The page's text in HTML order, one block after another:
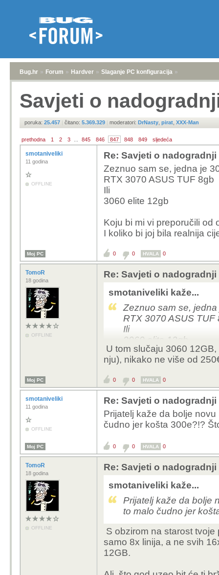
Bug.hr » Forum » Hardver » Slaganje PC konfiguracija »
Savjeti o
poruka: 25.457 | čitano: 5.369.329 | moderatori: DrNasty pirat XXX-Man
prethodna 1 2 3 845 846 847 848 849 sljedeća
smotaniveliki
11 godina
OFFLINE
Re: Savjeti o
Zeznuo sam se, jedna je
RTX 3070 ASUS TUF 8gb
Ili
3060 elite 12gb
Koju bi mi vi preporučili od
I koliko bi joj bila realnija
Moj PC 0 0 HVALA 0
TomoR
18 godina
OFFLINE
Re: Savjeti o
smotaniveliki kaže...
Zeznuo sam se,
RTX 3070 ASUS TUF
Ili
3060 elite 12gb
Koju bi mi vi
U tom slučaju 3060
nju), nikako ne više od
Moj PC 0 0 HVALA 0
smotaniveliki
11 godina
OFFLINE
Re: Savjeti o
Prijatelj kaže da bolje
čudno jer košta 300e?!?
Moj PC 0 0 HVALA 0
TomoR
18 godina
OFFLINE
Re: Savjeti o
smotaniveliki kaže...
Prijatelj kaže da bolje
to malo čudno jer
S obzirom na starost
samo 8x linija, a ne svih
12GB.